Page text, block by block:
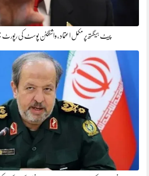
پیٹ ہیگستھ پر مکمل اعتماد ، واشنگٹن پوسٹ کی